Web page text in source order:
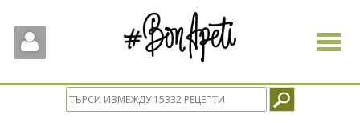
Toggle